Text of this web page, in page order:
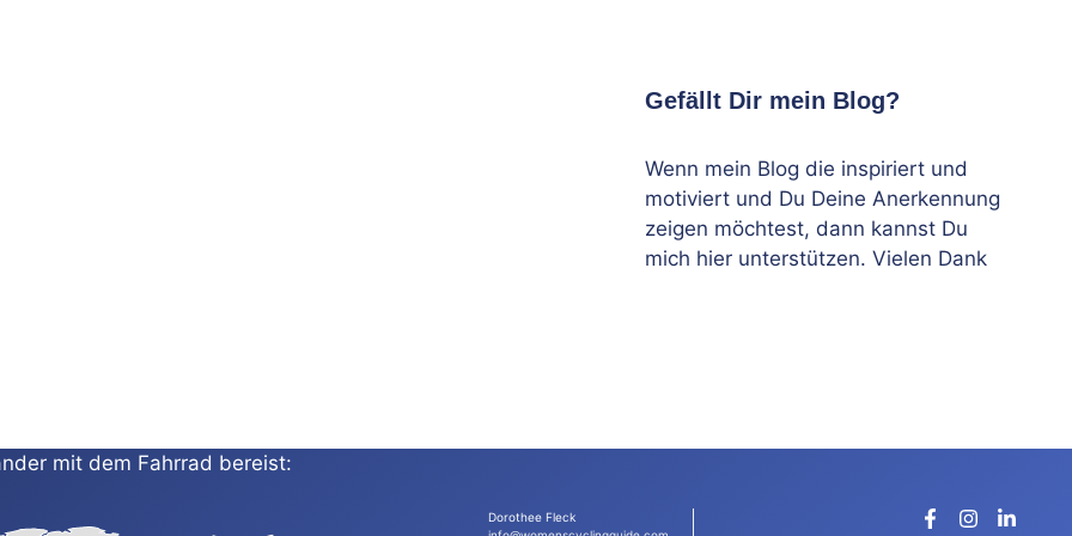
Gefällt Dir mein Blog?
Wenn mein Blog die inspiriert und
motiviert und Du Deine Anerkennung
zeigen möchtest, dann kannst Du
mich hier unterstützen. Vielen Dank
mit dem Fahrrad bereist:
Dorothee Fleck